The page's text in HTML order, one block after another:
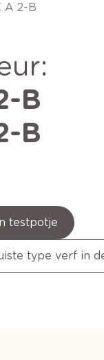
A 2-B
:
B
B
testpotje
type verf in